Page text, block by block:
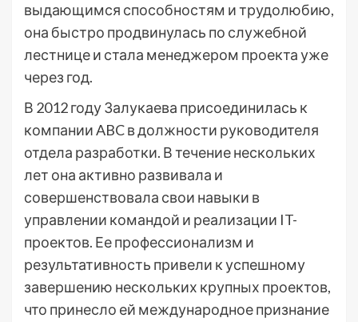
выдающимся способностям и трудолюбию,
она быстро продвинулась по служебной
лестнице и стала менеджером проекта уже
через год.
В 2012 году Залукаева присоединилась к
компании ABC в должности руководителя
отдела разработки. В течение нескольких
лет она активно развивала и
совершенствовала свои навыки в
управлении командой и реализации IT-
проектов. Ее профессионализм и
результативность привели к успешному
завершению нескольких крупных проектов,
что принесло ей международное признание